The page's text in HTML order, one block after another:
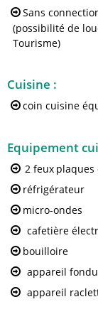
Sans
(possibilité de
Tourisme)
Cuisine :
coin cuisine
Equipement
2 feux plaques
réfrigérateur
micro-ondes
cafetière
bouilloire
appareil
appareil